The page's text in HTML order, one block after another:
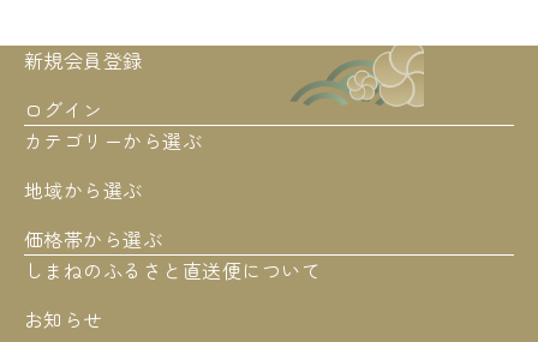
カテゴリーから選ぶ
地域から選ぶ
価格帯から選ぶ
新規会員登録
ログイン
しまねのふるさと直送便について
お知らせ